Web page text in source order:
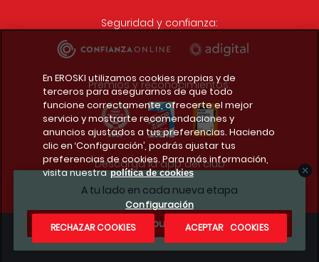
A tu lado en cada nueva etapa
¿Te apuntas?
Seguridad y confianza:
Premios y reconocimientos:
Descarga la app del club
Condiciones legales
En EROSKI utilizamos cookies propias y de
terceros para asegurarnos de que todo
funcione correctamente, ofrecerte el mejor
servicio y mostrarte recomendaciones y
anuncios ajustados a tus preferencias. Haciendo
clic en ‘Configuración’, podrás ajustar tus
preferencias de cookies. Para más información,
visita nuestra política de cookies
Configuración
RECHAZAR COOKIES
ACEPTAR COOKIES